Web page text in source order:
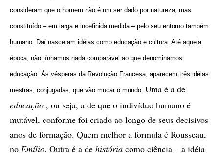
consideram que o homem não é um ser dado por natureza, mas
constituído – em larga e indefinida medida – pelo seu entorno também
humano. Daí nasceram idéias como educação e cultura. Até aquela
época, não tínhamos nada comparável ao que denominamos
educação. Às vésperas da Revolução Francesa, aparecem três idéias
mestras, conjugadas, que vão mudar o mundo. Uma é a de
educação , ou seja, a de que o indivíduo humano é
mutável, conforme foi criado ao longo de seus decisivos
anos de formação. Quem melhor a formula é Rousseau,
no Emílio. Outra é a de história como ciência – a idéia